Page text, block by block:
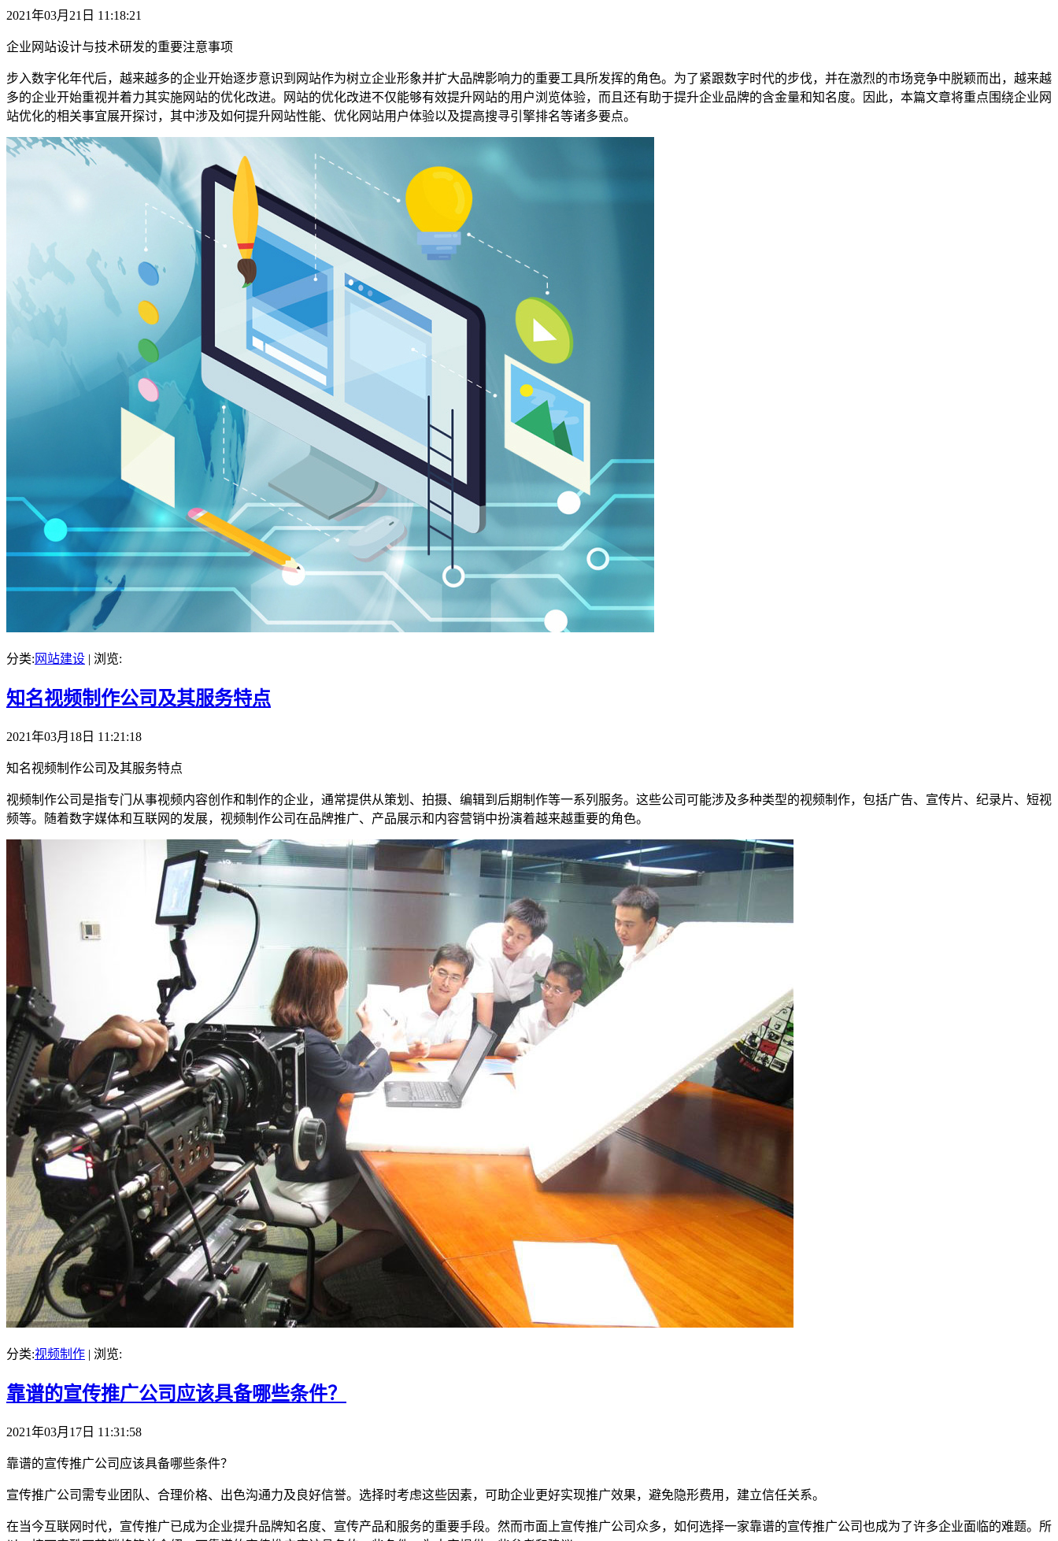
2021年03月21日 11:18:21
企业网站设计与技术研发的重要注意事项
步入数字化年代后，越来越多的企业开始逐步意识到网站作为树立企业形象并扩大品牌影响力的重要工具所发挥的角色。为了紧跟数字时代的步伐，并在激烈的市场竞争中脱颖而出，越来越
多的企业开始重视并着力其实施网站的优化改进。网站的优化改进不仅能够有效提升网站的用户浏览体验，而且还有助于提升企业品牌的含金量和知名度。因此，本篇文章将重点围绕企业网
站优化的相关事宜展开探讨，其中涉及如何提升网站性能、优化网站用户体验以及提高搜寻引擎排名等诸多要点。
分类: 网站建设 | 浏览:
知名视频制作公司及其服务特点
2021年03月18日 11:21:18
知名视频制作公司及其服务特点
视频制作公司是指专门从事视频内容创作和制作的企业，通常提供从策划、拍摄、编辑到后期制作等一系列服务。‌这些公司可能涉及多种类型的视频制作，包括广告、宣传片、纪录片、短视
频等。随着数字媒体和互联网的发展，视频制作公司在品牌推广、产品展示和内容营销中扮演着越来越重要的角色。‌
分类:视频制作 | 浏览:
靠谱的宣传推广公司应该具备哪些条件？
2021年03月17日 11:31:58
靠谱的宣传推广公司应该具备哪些条件？
宣传推广公司需专业团队、合理价格、出色沟通力及良好信誉。选择时考虑这些因素，可助企业更好实现推广效果，避免隐形费用，建立信任关系。
在当今互联网时代，宣传推广已成为企业提升品牌知名度、宣传产品和服务的重要手段。然而市面上宣传推广公司众多，如何选择一家靠谱的宣传推广公司也成为了许多企业面临的难题。所